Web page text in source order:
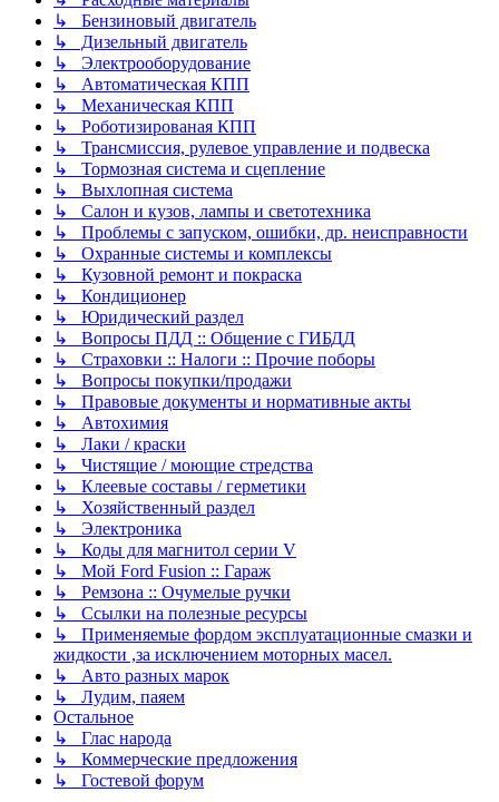
↳ Бензиновый двигатель
↳ Дизельный двигатель
↳ Электрооборудование
↳ Автоматическая КПП
↳ Механическая КПП
↳ Роботизированая КПП
↳ Трансмиссия, рулевое управление и подвеска
↳ Тормозная система и сцепление
↳ Выхлопная система
↳ Салон и кузов, лампы и светотехника
↳ Проблемы с запуском, ошибки, др. неисправности
↳ Охранные системы и комплексы
↳ Кузовной ремонт и покраска
↳ Кондиционер
↳ Юридический раздел
↳ Вопросы ПДД :: Общение с ГИБДД
↳ Страховки :: Налоги :: Прочие поборы
↳ Вопросы покупки/продажи
↳ Правовые документы и нормативные акты
↳ Автохимия
↳ Лаки / краски
↳ Чистящие / моющие стредства
↳ Клеевые составы / герметики
↳ Хозяйственный раздел
↳ Электроника
↳ Коды для магнитол серии V
↳ Мой Ford Fusion :: Гараж
↳ Ремзона :: Очумелые ручки
↳ Ссылки на полезные ресурсы
↳ Применяемые фордом эксплуатационные смазки и
жидкости ,за исключением моторных масел.
↳ Авто разных марок
↳ Лудим, паяем
Остальное
↳ Глас народа
↳ Коммерческие предложения
↳ Гостевой форум